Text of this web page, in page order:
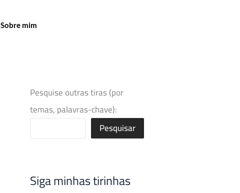
Sobre mim
Pesquise outras tiras (por
temas, palavras-chave):
Pesquisar
Siga minhas tirinhas